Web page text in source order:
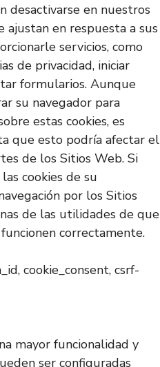
desactivarse en nuestros
ajustan en respuesta a sus
servicios, como
de privacidad, iniciar
formularios. Aunque
su navegador para
estas cookies, es
que esto podría afectar el
de los Sitios Web. Si
cookies de su
por los Sitios
de las utilidades de que
correctamente.
cookie_consent, csrf-
mayor funcionalidad y
ser configuradas